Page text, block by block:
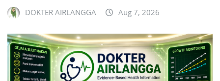
DOKTER AIRLANGGA Aug 7, 2026